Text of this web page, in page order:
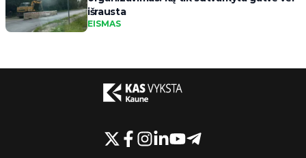
išrausta
EISMAS